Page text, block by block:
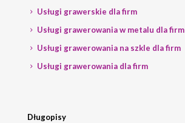
Usługi grawerskie dla firm
Usługi grawerowania w metalu dla firm
Usługi grawerowania na szkle dla firm
Usługi grawerowania dla firm
Długopisy